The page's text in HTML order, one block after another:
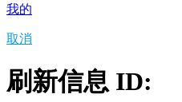
我的
取消
刷新信息 ID: